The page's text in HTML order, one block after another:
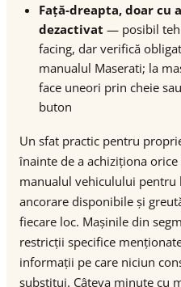
Față-dreapta, doar cu
dezactivat — posibil
facing, dar verifică
manualul Maserati; la
face uneori prin cheie
buton
Un sfat practic pentru
înainte de a achiziționa
manualul vehiculului pentru
ancorare disponibile și
fiecare loc. Mașinile din
restricții specifice
informații pe care niciun
substitui. Câteva minute cu